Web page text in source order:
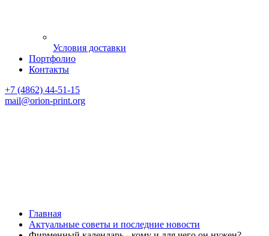
Условия доставки
Портфолио
Контакты
+7 (4862) 44-51-15
mail@orion-print.org
Главная
Актуальные советы и последние новости